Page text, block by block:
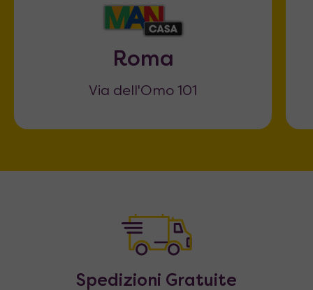
Roma
Via dell'Omo 101
Spedizioni Gratuite